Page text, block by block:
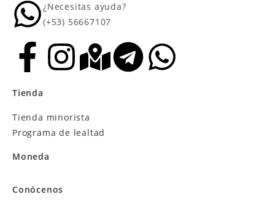
¿Necesitas ayuda?
(+53) 56667107
Tienda
Tienda minorista
Programa de lealtad
Moneda
Conócenos